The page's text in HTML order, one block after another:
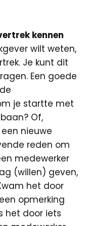
kennen
wilt weten,
Je kunt dit
Een goede
je startte met
Of,
nieuwe
reden om
medewerker
(willen) geven,
het door
opmerking
het door iets